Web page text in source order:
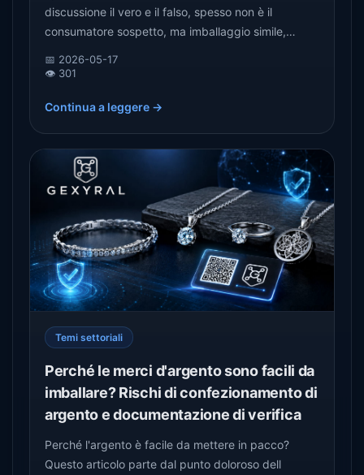
discussione il vero e il falso, spesso non è il
consumatore sospetto, ma imballaggio simile,
registrazioni di verifica mancanti e altri problemi
analizza le difficoltà comuni nel giudicare il vero o il
spiega perché l'identità digitale dei prodotti e i
record verificabili stanno diventando importanti.
📅 2026-05-17
👁️ 301
Continua a leggere →
Temi settoriali
Perché le merci d'argento sono facili da
imballare? Rischi di confezionamento di
argento e documentazione di verifica
Perché l'argento è facile da mettere in pacco?
Questo articolo parte dal punto doloroso dell